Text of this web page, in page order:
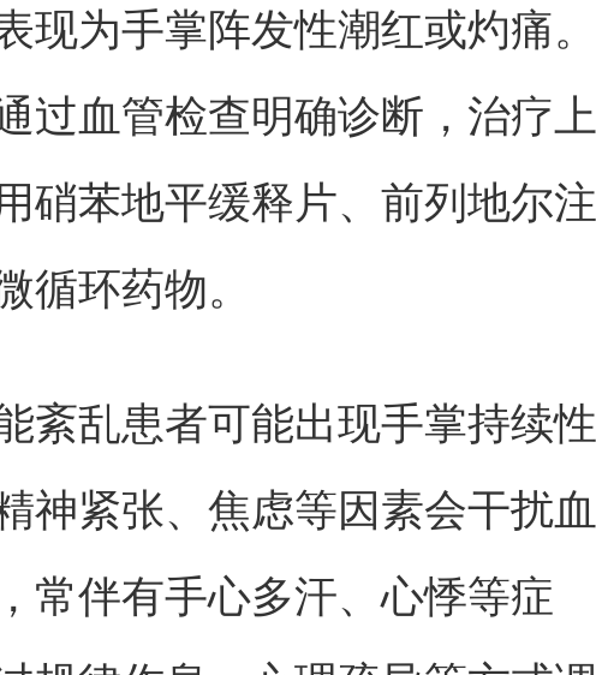
现为手掌阵发性潮红或灼痛。
过血管检查明确诊断，治疗上
硝苯地平缓释片、前列地尔注
循环药物。
紊乱患者可能出现手掌持续性
神紧张、焦虑等因素会干扰血
常伴有手心多汗、心悸等症